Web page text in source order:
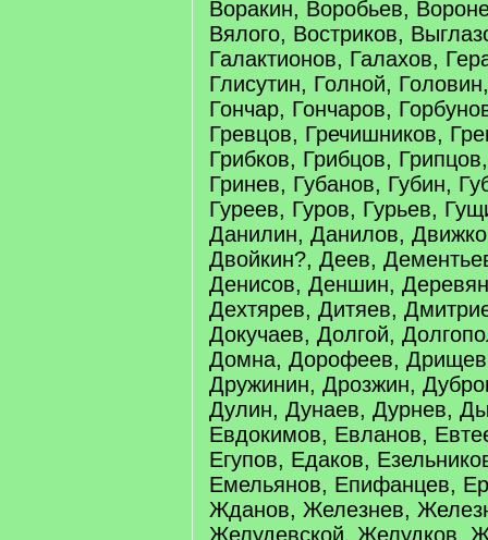
Воракин, Воробьев,
Вялого, Востриков,
Галактионов, Галахов,
Глисутин, Голной,
Гончар, Гончаров,
Гревцов, Гречишников,
Грибков, Грибцов,
Гринев, Губанов, Губин,
Гуреев, Гуров, Гурьев,
Данилин, Данилов,
Двойкин?, Деев,
Денисов, Деншин,
Дехтярев, Дитяев,
Докучаев, Долгой,
Домна, Дорофеев,
Дружинин, Дрозжин,
Дулин, Дунаев, Дурнев,
Евдокимов, Евланов,
Егупов, Едаков,
Емельянов, Епифанцев,
Жданов, Железнев,
Желудевской, Желудков,